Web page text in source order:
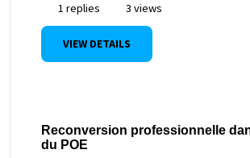
1 replies
3 views
VIEW DETAILS
Reconversion professionnelle
du POE